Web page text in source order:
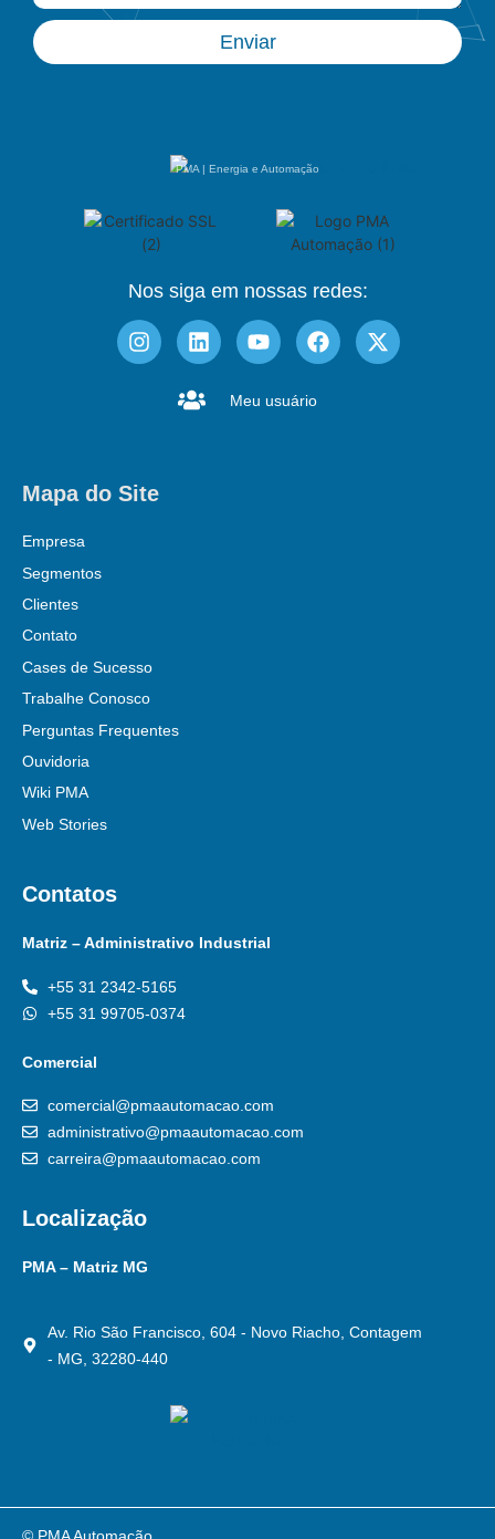
Enviar
PMA | Energia e Automação
Nos siga em nossas redes:
Meu usuário
Mapa do Site
Empresa
Segmentos
Clientes
Contato
Cases de Sucesso
Trabalhe Conosco
Perguntas Frequentes
Ouvidoria
Wiki PMA
Web Stories
Contatos
Matriz – Administrativo Industrial
+55 31 2342-5165
+55 31 99705-0374
Comercial
comercial@pmaautomacao.com
administrativo@pmaautomacao.com
carreira@pmaautomacao.com
Localização
PMA – Matriz MG
Av. Rio São Francisco, 604 - Novo Riacho, Contagem
- MG, 32280-440